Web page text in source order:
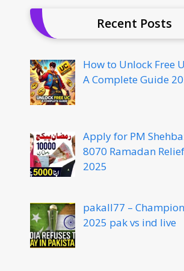
Recent Posts
How to Unlock Free
A Complete Guide
Apply for PM
8070 Ramadan
2025
pakall77 –
2025 pak vs ind live